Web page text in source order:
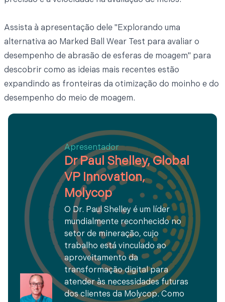
Assista à apresentação dele "Explorando uma
alternativa ao Marked Ball Wear Test para avaliar o
desempenho de abrasão de esferas de moagem" para
descobrir como as ideias mais recentes estão
expandindo as fronteiras da otimização do moinho e do
desempenho do meio de moagem.
Apresentador
Dr Paul Shelley, Global
VP Innovation,
Molycop
O Dr. Paul Shelley é um líder
mundialmente reconhecido no
setor de mineração, cujo
trabalho está vinculado ao
aproveitamento da
transformação digital para
atender às necessidades futuras
dos clientes da Molycop. Como